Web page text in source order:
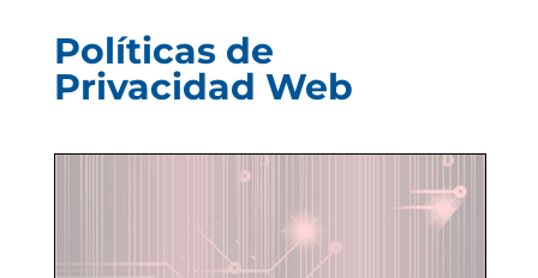
Políticas de
Privacidad Web